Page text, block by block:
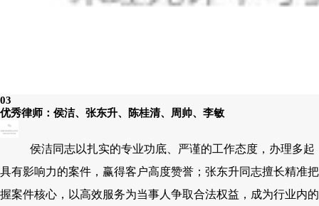
03
优秀律师：侯洁、张东升、陈桂清、周帅、李敏
侯洁同志以扎实的专业功底、严谨的工作态度，办理多起
具有影响力的案件，赢得客户高度赞誉；张东升同志擅长精准把
握案件核心，以高效服务为当事人争取合法权益，成为行业内的